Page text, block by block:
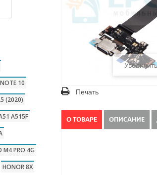
10
(2020)
A515F
M4 PRO 4G
HONOR 8X
Увеличить
Печать
О ТОВАРЕ ОПИСАНИЕ